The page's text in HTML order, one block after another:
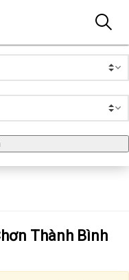
Thành Bình